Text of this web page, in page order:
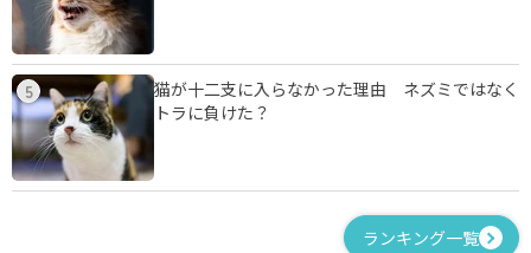
5
猫が十二支に入らなかった理由 ネズミではなく
トラに負けた？
ランキング一覧